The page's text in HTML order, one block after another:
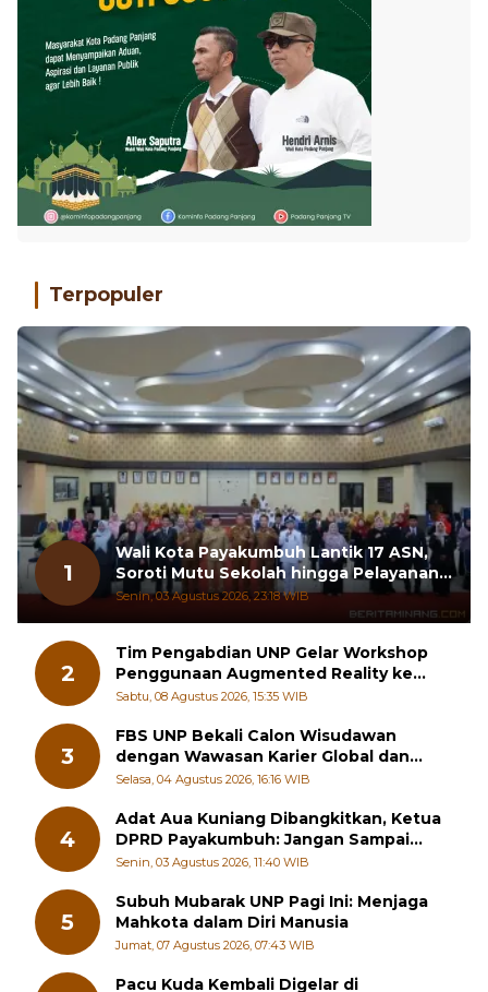
Terpopuler
1
Wali Kota Payakumbuh Lantik 17 ASN,
Soroti Mutu Sekolah hingga Pelayanan
RSUD
Senin, 03 Agustus 2026, 23:18 WIB
2
Tim Pengabdian UNP Gelar Workshop
Guru Kimia SMA di Padang Pariaman
Sabtu, 08 Agustus 2026, 15:35 WIB
3
FBS UNP Bekali Calon Wisudawan
Kewirausahaan Kreatif
Selasa, 04 Agustus 2026, 16:16 WIB
4
Adat Aua Kuniang Dibangkitkan, Ketua
Generasi Muda Hilang Jati Diri
Senin, 03 Agustus 2026, 11:40 WIB
5
Subuh Mubarak UNP Pagi Ini: Menjaga